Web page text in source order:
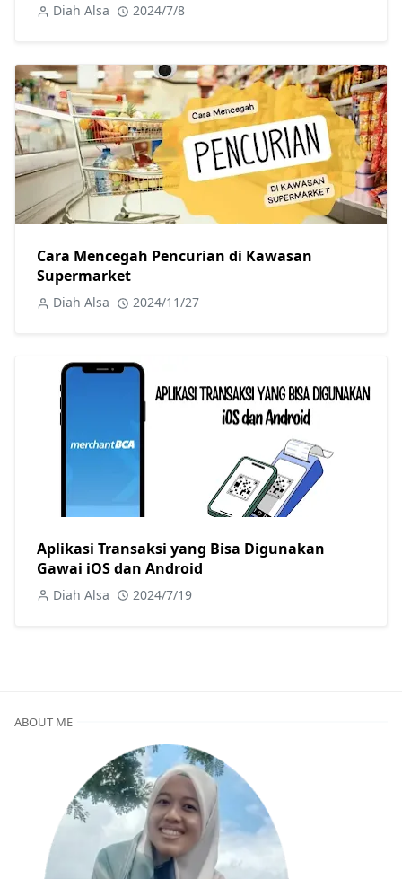
Diah Alsa 2024/7/8
Cara Mencegah Pencurian di Kawasan
Supermarket
Diah Alsa 2024/11/27
Aplikasi Transaksi yang Bisa Digunakan
Gawai iOS dan Android
Diah Alsa 2024/7/19
ABOUT ME